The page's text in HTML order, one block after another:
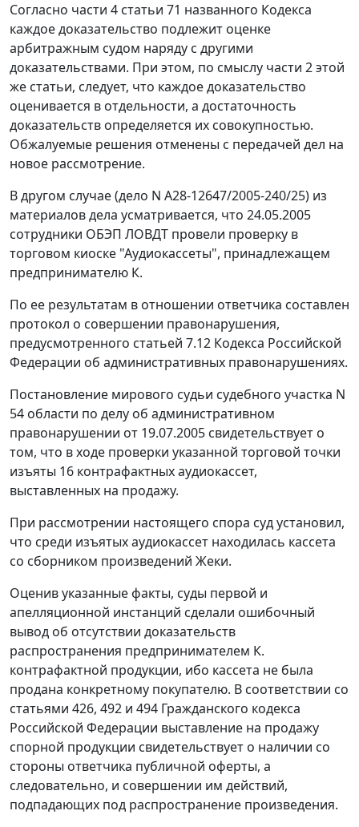
Согласно части 4 статьи 71 названного Кодекса
каждое доказательство подлежит оценке
арбитражным судом наряду с другими
доказательствами. При этом, по смыслу части 2этой
же статьи, следует, что каждое доказательство
оценивается в отдельности, а достаточность
доказательств определяется их совокупностью.
Обжалуемые решения отменены с передачей дел на
новое рассмотрение.
В другом случае (дело N А28-12647/2005-240/25) из
материалов дела усматривается, что 24.05.2005
сотрудники ОБЭП ЛОВДТ провели проверку в
торговом киоске "Аудиокассеты", принадлежащем
предпринимателю К.
По ее результатам в отношении ответчика составлен
протокол о совершении правонарушения,
предусмотренного статьей 7.12 Кодекса Российской
Федерации об административных правонарушениях.
Постановление мирового судьи судебного участка N
54 области по делу об административном
правонарушении от 19.07.2005 свидетельствует о
том, что в ходе проверки указанной торговой точки
изъяты 16 контрафактных аудиокассет,
выставленных на продажу.
При рассмотрении настоящего спора суд установил,
что среди изъятых аудиокассет находилась кассета
со сборником произведений Жеки.
Оценив указанные факты, суды первой и
апелляционной инстанций сделали ошибочный
вывод об отсутствии доказательств
распространения предпринимателем К.
контрафактной продукции, ибо кассета не была
продана конкретному покупателю. В соответствии со
статьями 426, 492 и 494 Гражданского кодекса
Российской Федерации выставление на продажу
спорной продукции свидетельствует о наличии со
стороны ответчика публичной оферты, а
следовательно, и совершении им действий,
подпадающих под распространение произведения.